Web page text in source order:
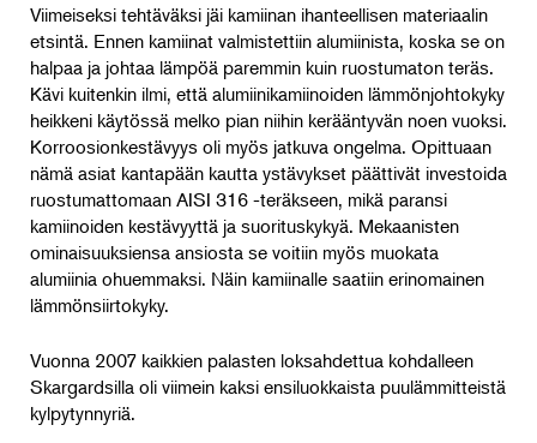
Viimeiseksi tehtäväksi jäi kamiinan ihanteellisen materiaalin
etsintä. Ennen kamiinat valmistettiin alumiinista, koska se on
halpaa ja johtaa lämpöä paremmin kuin ruostumaton teräs.
Kävi kuitenkin ilmi, että alumiinikamiinoiden lämmönjohtokyky
heikkeni käytössä melko pian niihin kerääntyvän noen vuoksi.
Korroosionkestävyys oli myös jatkuva ongelma. Opittuaan
nämä asiat kantapään kautta ystävykset päättivät investoida
ruostumattomaan AISI 316 -teräkseen, mikä paransi
kamiinoiden kestävyyttä ja suorituskykyä. Mekaanisten
ominaisuuksiensa ansiosta se voitiin myös muokata
alumiinia ohuemmaksi. Näin kamiinalle saatiin erinomainen
lämmönsiirtokyky.
Vuonna 2007 kaikkien palasten loksahdettua kohdalleen
Skargardsilla oli viimein kaksi ensiluokkaista puulämmitteistä
kylpytynnyriä.